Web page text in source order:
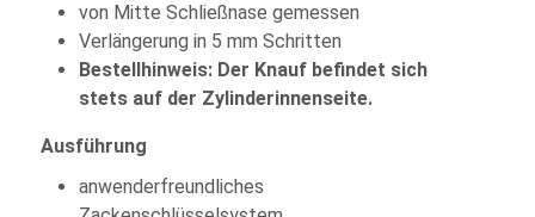
von Mitte Schließnase gemessen
Verlängerung in 5 mm Schritten
Bestellhinweis: Der Knauf befindet sich
stets auf der Zylinderinnenseite.
Ausführung
anwenderfreundliches